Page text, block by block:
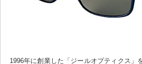
1996年に創業した「ジールオプティクス」